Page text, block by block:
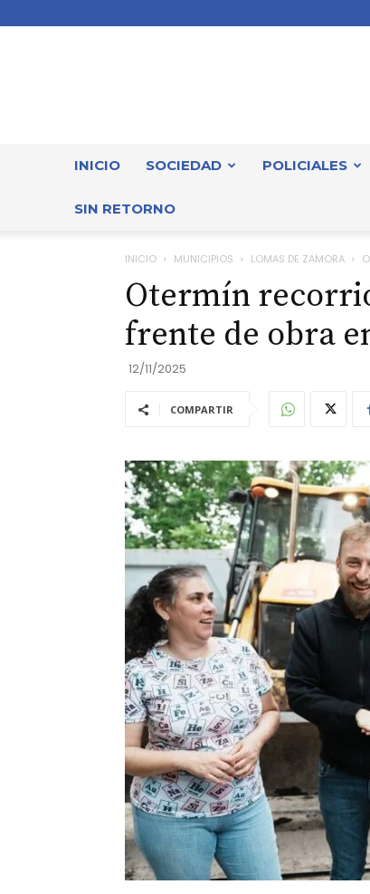
INICIO SOCIEDAD POLICIALES
SIN RETORNO
INICIO MUNICIPIOS LOMAS DE ZAMORA
Otermín
frente de obra
12/11/2025
COMPARTIR